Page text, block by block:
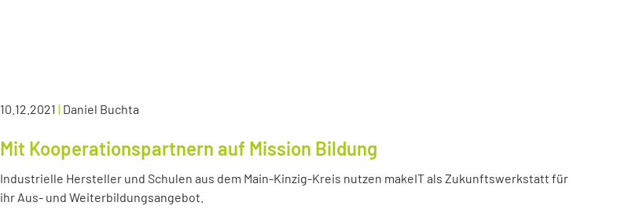
10.12.2021 | Daniel Buchta
Mit Kooperationspartnern auf Mission Bildung
Industrielle Hersteller und Schulen aus dem Main-Kinzig-Kreis nutzen makeIT als Zukunftswerkstatt für
ihr Aus- und Weiterbildungsangebot.